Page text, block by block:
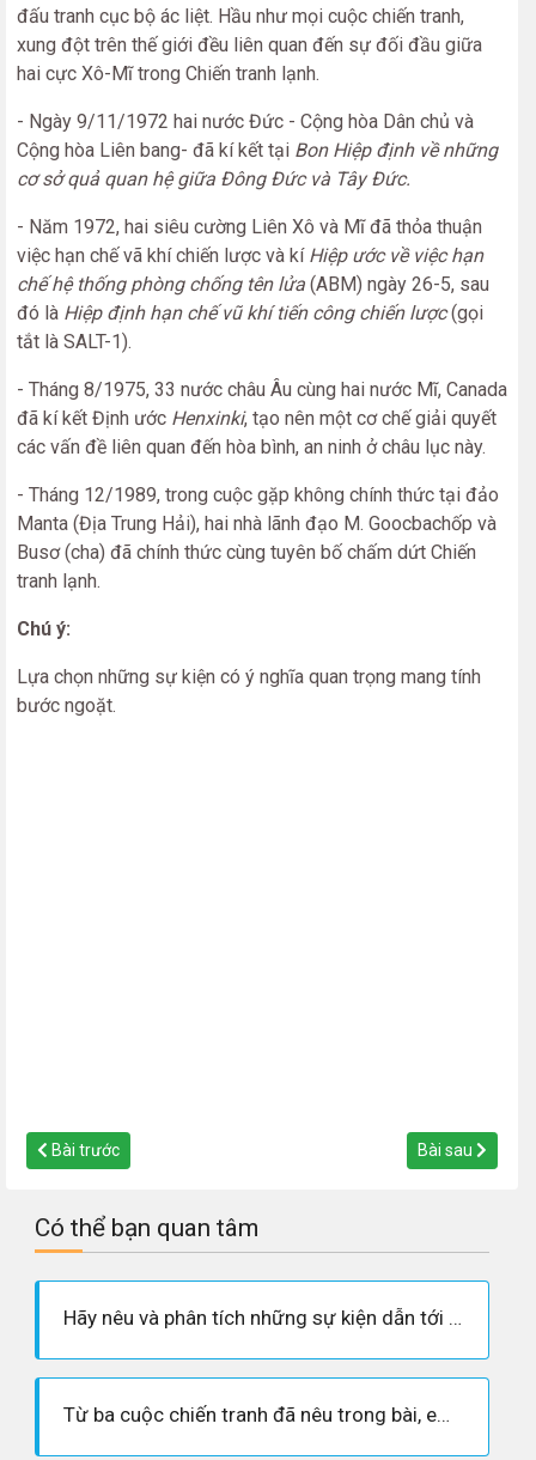
đấu tranh cục bộ ác liệt. Hầu như mọi cuộc chiến tranh,
xung đột trên thế giới đều liên quan đến sự đối đầu giữa
hai cực Xô-Mĩ trong Chiến tranh lạnh.
- Ngày 9/11/1972 hai nước Đức - Cộng hòa Dân chủ và
Cộng hòa Liên bang- đã kí kết tại Bon Hiệp định về những
cơ sở quả quan hệ giữa Đông Đức và Tây Đức.
- Năm 1972, hai siêu cường Liên Xô và Mĩ đã thỏa thuận
việc hạn chế vã khí chiến lược và kí Hiệp ước về việc hạn
chế hệ thống phòng chống tên lửa (ABM) ngày 26-5, sau
đó là Hiệp định hạn chế vũ khí tiến công chiến lược(gọi
tắt là SALT-1).
- Tháng 8/1975, 33 nước châu Âu cùng hai nước Mĩ, Canada
đã kí kết Định ước Henxinki, tạo nên một cơ chế giải quyết
các vấn đề liên quan đến hòa bình, an ninh ở châu lục này.
- Tháng 12/1989, trong cuộc gặp không chính thức tại đảo
Manta (Địa Trung Hải), hai nhà lãnh đạo M. Goocbachốp và
Busơ (cha) đã chính thức cùng tuyên bố chấm dứt Chiến
tranh lạnh.
Chú ý:
Lựa chọn những sự kiện có ý nghĩa quan trọng mang tính
bước ngoặt.
Bài trước Bài sau
Có thể bạn quan tâm
Hãy nêu và phân tích những sự kiện dẫn tới tình trạng chiến tranh lạnh giữa hai phe - tư bản chủ nghĩa và xã hội chủ nghĩa
Từ ba cuộc chiến tranh đã nêu trong bài, em có nhận xét gì về chính sách đối ngoại của Mĩ ?